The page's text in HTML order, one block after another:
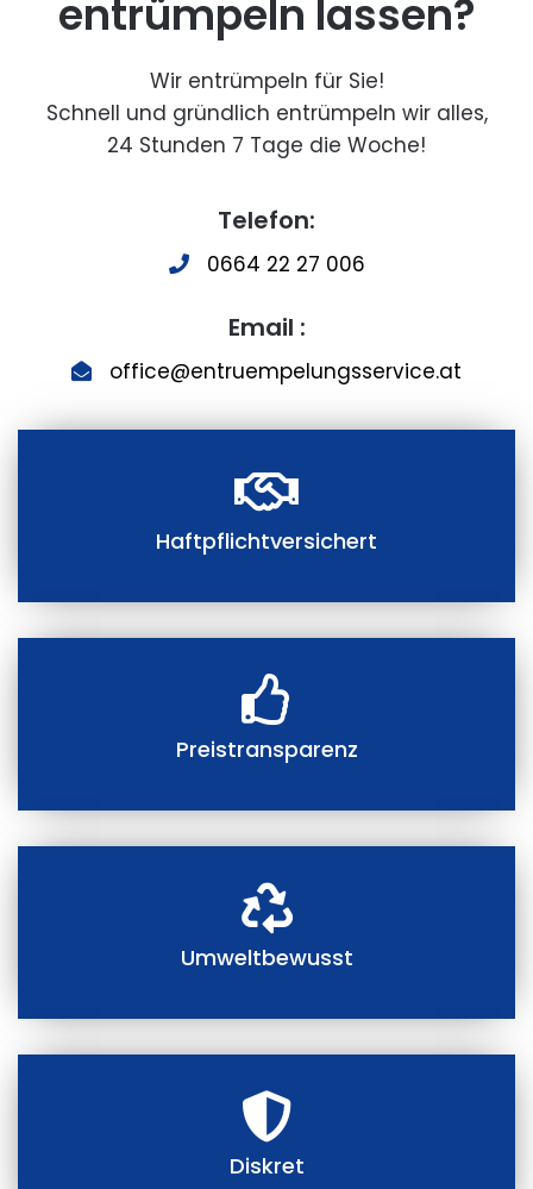
entrümpeln lassen?
Wir entrümpeln für Sie!
Schnell und gründlich entrümpeln wir alles,
24 Stunden 7 Tage die Woche!
Telefon:
0664 22 27 006
Email :
office@entruempelungsservice.at
Haftpflichtversichert
Preistransparenz
Umweltbewusst
Diskret